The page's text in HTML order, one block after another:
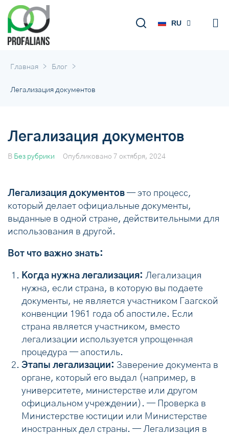
RU
DE
Главная > Блог >
Легализация документов
Легализация документов
В Без рубрики Опубликовано 7 октября, 2024
Легализация документов — это процесс,
который делает официальные документы,
выданные в одной стране, действительными для
использования в другой.
Вот что важно знать:
Когда нужна легализация: Легализация
нужна, если страна, в которую вы подаете
документы, не является участником Гаагской
конвенции 1961 года об апостиле. Если
страна является участником, вместо
легализации используется упрощенная
процедура — апостиль.
Этапы легализации: Заверение документа в
органе, который его выдал (например, в
университете, министерстве или другом
официальном учреждении). — Проверка в
Министерстве юстиции или Министерстве
иностранных дел страны. — Легализация в